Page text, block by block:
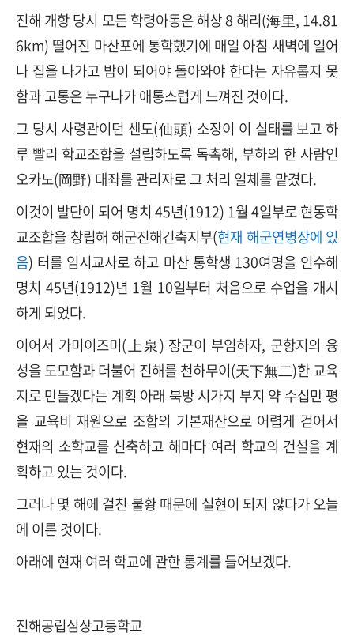
진해 개항 당시 모든 학령아동은 해상 8 해리(海里, 14.81
6km) 떨어진 마산포에 통학했기에 매일 아침 새벽에 일어
나 집을 나가고 밤이 되어야 돌아와야 한다는 자유롭지 못
함과 고통은 누구나가 애통스럽게 느껴진 것이다.
그 당시 사령관이던 센도(仙頭) 소장이 이 실태를 보고 하
루 빨리 학교조합을 설립하도록 독촉해, 부하의 한 사람인
오카노(岡野) 대좌를 관리자로 그 처리 일체를 맡겼다.
이것이 발단이 되어 명치 45년(1912) 1월 4일부로 현동학
교조합을 창립해 해군진해건축지부(현재 해군연병장에 있
음) 터를 임시교사로 하고 마산 통학생 130여명을 인수해
명치 45년(1912)년 1월 10일부터 처음으로 수업을 개시
하게 되었다.
이어서 가미이즈미(上泉) 장군이 부임하자, 군항지의 융
성을 도모함과 더불어 진해를 천하무이(天下無二)한 교육
지로 만들겠다는 계획 아래 북방 시가지 부지 약 수십만 평
을 교육비 재원으로 조합의 기본재산으로 어렵게 걷어서
현재의 소학교를 신축하고 해마다 여러 학교의 건설을 계
획하고 있는 것이다.
그러나 몇 해에 걸친 불황 때문에 실현이 되지 않다가 오늘
에 이른 것이다.
아래에 현재 여러 학교에 관한 통계를 들어보겠다.
진해공립심상고등학교